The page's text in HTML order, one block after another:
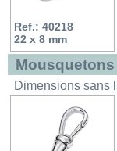
Ref.: 40218
22 x 8 mm
Dimensions sans